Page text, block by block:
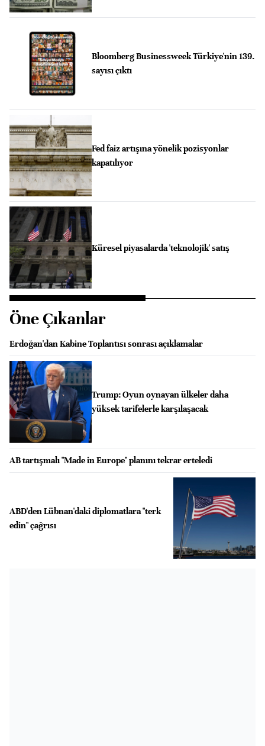
Bloomberg Businessweek Türkiye'nin 139.
sayısı çıktı
Fed faiz artışına yönelik pozisyonlar
kapatılıyor
Küresel piyasalarda 'teknolojik' satış
Öne Çıkanlar
Erdoğan'dan Kabine Toplantısı sonrası açıklamalar
Trump: Oyun oynayan ülkeler daha
yüksek tarifelerle karşılaşacak
AB tartışmalı "Made in Europe" planını tekrar erteledi
ABD'den Lübnan'daki diplomatlara "terk
edin" çağrısı